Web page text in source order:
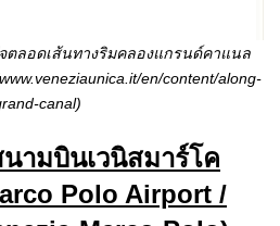
ลอดเส้นทางริมคลองแกรนด์คาแนล
en/content/along-
canal)
ามบินเวนิสมาร์โค
Polo Airport /